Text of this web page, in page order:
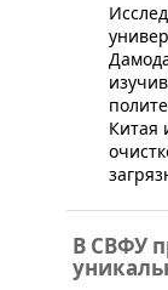
Китая
В СВФУ